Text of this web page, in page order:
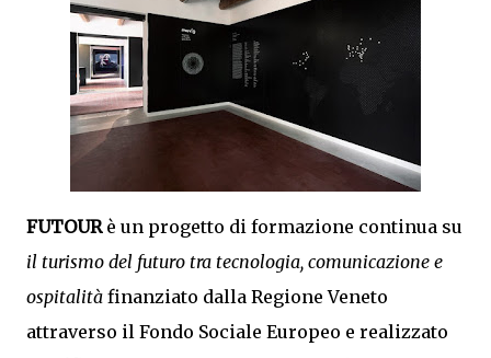
FUTOURè un progetto di formazione continua su
il turismo del futuro tra tecnologia, comunicazione e
ospitalità finanziato dalla Regione Veneto
attraverso il Fondo Sociale Europeo e realizzato